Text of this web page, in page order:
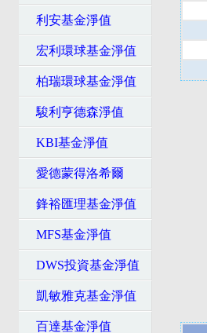
利安基金淨值
宏利環球基金淨值
柏瑞環球基金淨值
駿利亨德森淨值
KBI基金淨值
愛德蒙得洛希爾
鋒裕匯理基金淨值
MFS基金淨值
DWS投資基金淨值
凱敏雅克基金淨值
百達基金淨值